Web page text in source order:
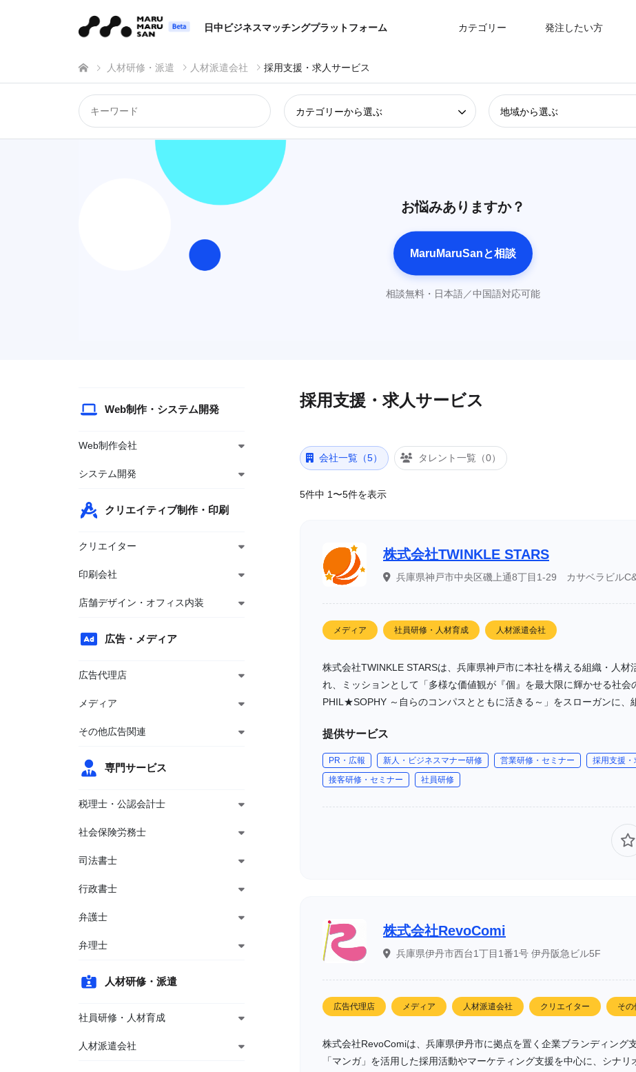
日中ビジネスマッチングプラットフォーム カテゴリー 発注したい方
人材研修・派遣 人材派遣会社 採用支援・求人サービス
カテゴリーから選ぶ 地域から選ぶ
お悩みありますか？
MaruMaruSanと相談
相談無料・日本語／中国語対応可能
Web制作・システム開発
Web制作会社
システム開発
クリエイティブ制作・印刷
クリエイター
印刷会社
店舗デザイン・オフィス内装
広告・メディア
広告代理店
メディア
その他広告関連
専門サービス
税理士・公認会計士
社会保険労務士
司法書士
行政書士
弁護士
弁理士
人材研修・派遣
社員研修・人材育成
人材派遣会社
採用支援・求人サービス
会社一覧（5） タレント一覧（0）
5件中 1〜5件を表示
株式会社TWINKLE STARS
兵庫県神戸市中央区磯上通8丁目1-29 カサベラビル
メディア 社員研修・人材育成 人材派遣会社
株式会社TWINKLE STARSは、兵庫県神戸市に本社を構える組織・人
れ、ミッションとして「多様な価値観が『個』を最大限に輝かせる社
PHIL★SOPHY ～自らのコンパスとともに活きる～」をスローガンに、
提供サービス
PR・広報 新人・ビジネスマナー研修 営業研修・セミナー 採用支援・
接客研修・セミナー
社員研修
株式会社RevoComi
兵庫県伊丹市西台1丁目1番1号 伊丹阪急ビル5F
広告代理店 メディア 人材派遣会社 クリエイター その
株式会社RevoComiは、兵庫県伊丹市に拠点を置く企業ブランディング
「マンガ」を活用した採用活動やマーケティング支援を中心に、シナ